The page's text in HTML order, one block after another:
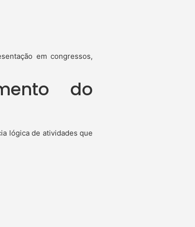
em congressos,
do
lógica de atividades que